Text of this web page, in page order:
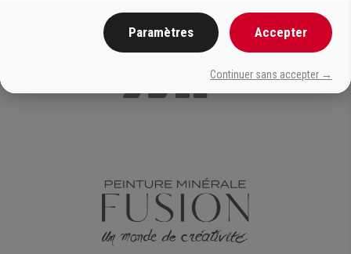
Paramètres Accepter
Continuer sans accepter →